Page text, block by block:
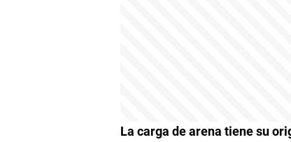
La carga de arena tiene su